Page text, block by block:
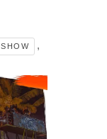
SHOW ,